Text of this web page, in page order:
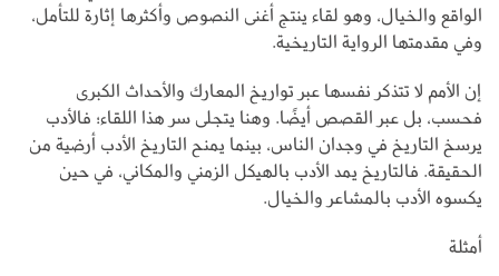
الواقع والخيال، وهو لقاء ينتج أغنى النصوص وأكثرها إثارة للتأمل،
وفي مقدمتها الرواية التاريخية.
إن الأمم لا تتذكر نفسها عبر تواريخ المعارك والأحداث الكبرى
فحسب، بل عبر القصص أيضًا. وهنا يتجلى سر هذا اللقاء؛ فالأدب
يرسخ التاريخ في وجدان الناس، بينما يمنح التاريخ الأدب أرضية من
الحقيقة. فالتاريخ يمد الأدب بالهيكل الزمني والمكاني، في حين
يكسوه الأدب بالمشاعر والخيال.
أمثلة